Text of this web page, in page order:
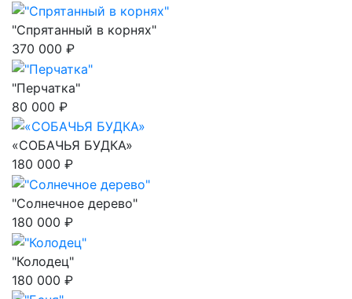
"Спрятанный в корнях"
370 000 ₽
"Перчатка"
80 000 ₽
«СОБАЧЬЯ БУДКА»
180 000 ₽
"Солнечное дерево"
180 000 ₽
"Колодец"
180 000 ₽